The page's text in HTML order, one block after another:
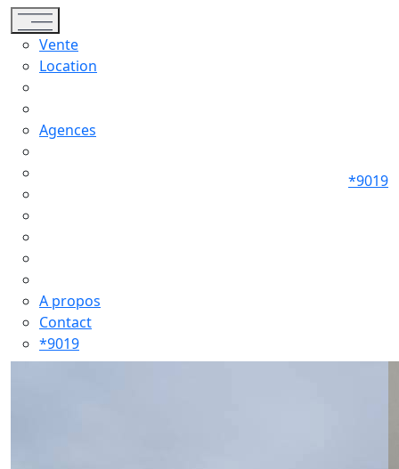
Toggle navigation
Vente
Location
Agences
A propos
Contact
*9019
*9019